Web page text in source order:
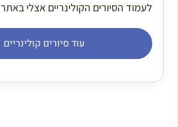
לעמוד הסיורים הקולינריים אצלי באתר
עוד סיורים קולינריים